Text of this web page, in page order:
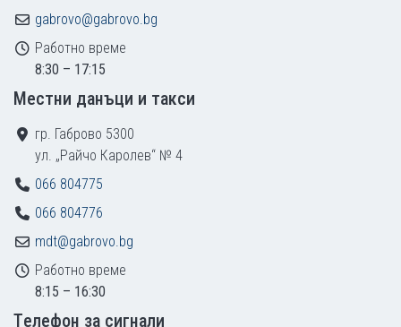
gabrovo@gabrovo.bg
Работно време
8:30 – 17:15
Местни данъци и такси
гр. Габрово 5300
ул. „Райчо Каролев“ № 4
066 804775
066 804776
mdt@gabrovo.bg
Работно време
8:15 – 16:30
Tелефон за сигнали